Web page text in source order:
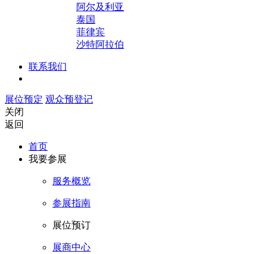
阿尔及利亚
泰国
菲律宾
沙特阿拉伯
联系我们
展位预定 观众预登记
关闭
返回
首页
我要参展
服务概览
参展指南
展位预订
展商中心